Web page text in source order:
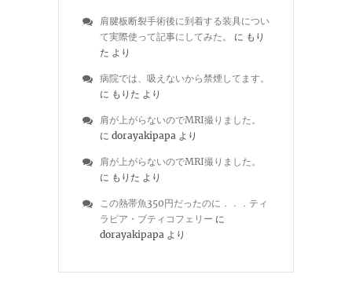
肩腱板断裂手術後に到着する装具につい
て実際使って記事にしてみた。
に もり
た より
病院では、吸えないから禁煙してます。
に もりた より
肩が上がらないのでMRI撮りました。
に dorayakipapa より
肩が上がらないのでMRI撮りました。
に もりた より
この熱帯魚350円だったのに．．．ティ
ラピア・ブティコフェリー に
dorayakipapa より